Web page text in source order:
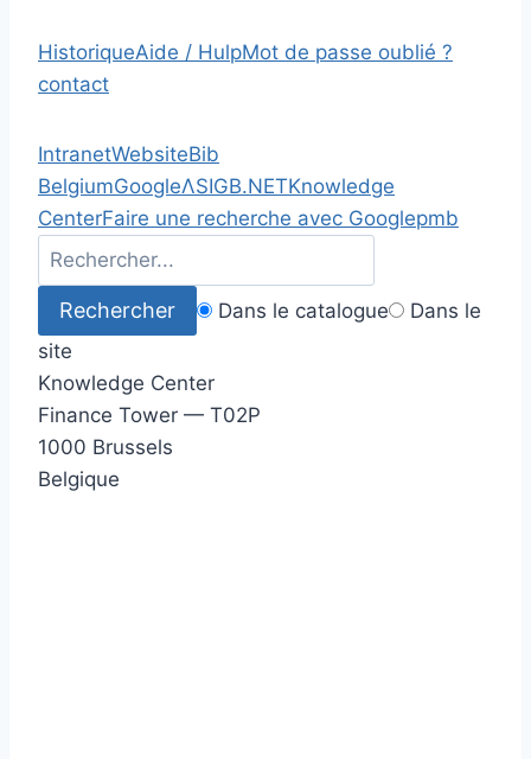
HistoriqueAide / HulpMot de passe oublié ?
contact
IntranetWebsiteBib
BelgiumGoogleΛSIGB.NETKnowledge
CenterFaire une recherche avec Googlepmb
Dans le catalogue
Dans le
site
Knowledge Center
Finance Tower — T02P
1000 Brussels
Belgique